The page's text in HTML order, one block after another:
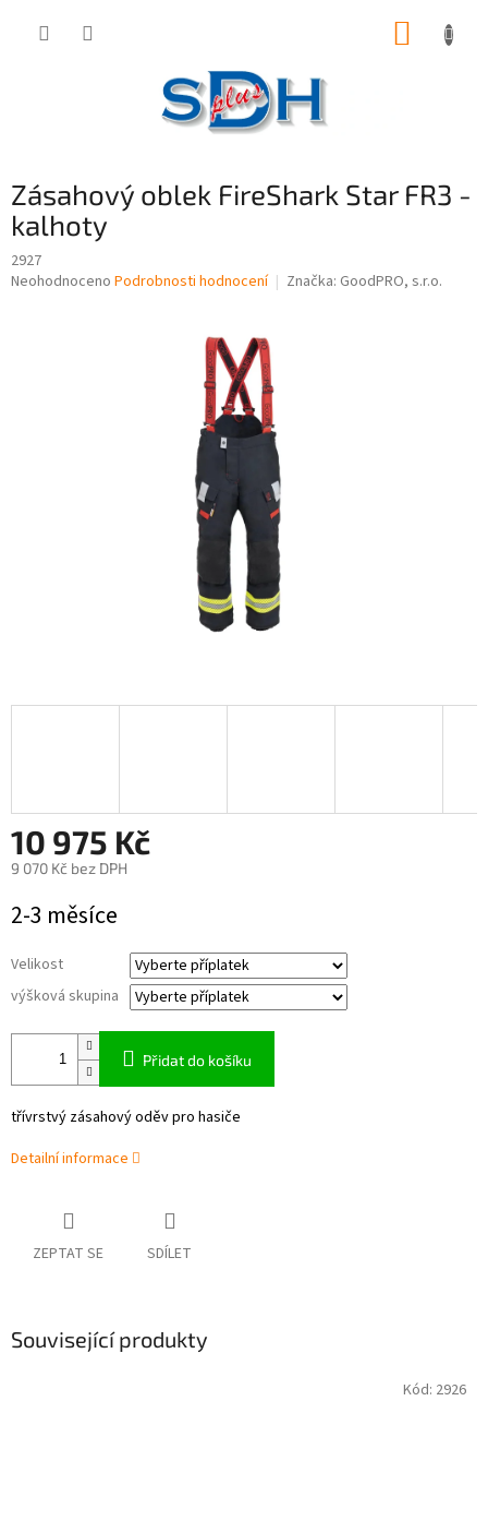
Zásahový oblek FireShark Star FR3 -
kalhoty
2927
Průměrné
Neohodnoceno Podrobnosti hodnocení Značka: GoodPRO, s.r.o.
10 975 Kč
9 070 Kč bez DPH
cena:
2-3 měsíce
Velikost
výšková skupina
Přidat do košíku
třívrstvý zásahový oděv pro hasiče
Detailní informace
ZEPTAT SE SDÍLET
Související produkty
Kód: 2926